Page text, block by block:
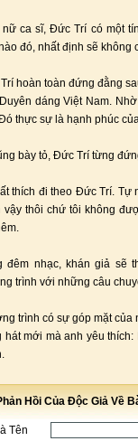
nữ ca sĩ, Đức Trí có một
đó, nhất định sẽ không
hoàn toàn đứng đằng
dáng Việt Nam.
thực sự là hạnh phúc
bày tỏ, Đức Trí từng
thích đi theo Đức Trí.
vậy thôi chứ tôi không
đêm nhạc, khán giả sẽ
trình với những câu
trình có sự góp mặt
hát mới mà anh yêu thích:
Hồi Của Độc Giả Về
Tên